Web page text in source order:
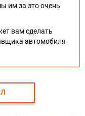
им за это очень
вам сделать
автомобиля